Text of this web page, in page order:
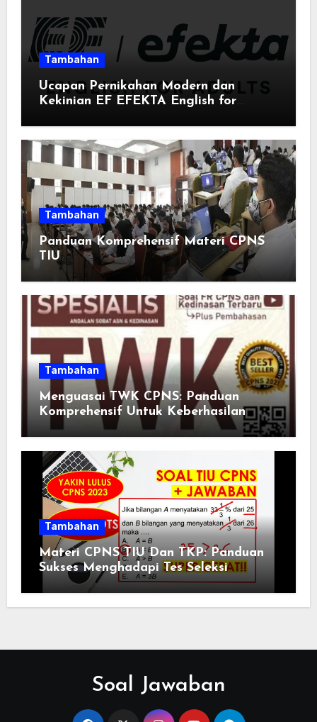
Tambahan
Ucapan Pernikahan Modern dan
Kekinian EF EFEKTA English for
Momen Spesial Semakin Berarti
Tambahan
Panduan Komprehensif Materi CPNS
TIU
Tambahan
Menguasai TWK CPNS: Panduan
Komprehensif Untuk Keberhasilan
Tambahan
Materi CPNS TIU Dan TKP: Panduan
Sukses Menghadapi Tes Seleksi
Soal Jawaban